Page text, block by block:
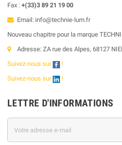
Fax : +(33)3 89 21 19 00
Email: info@technie-lum.fr
Nouveau chapitre pour la marque
Adresse: ZA rue des Alpes, 68127
Suivez-nous sur
!
Suivez-nous sur
!
LETTRE D'INFORMATIONS